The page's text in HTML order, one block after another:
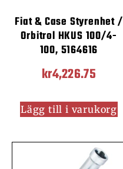
Fiat & Case Styrenhet /
Orbitrol HKUS 100/4-
100, 5164616
kr4,226.75
Lägg till i varukorg